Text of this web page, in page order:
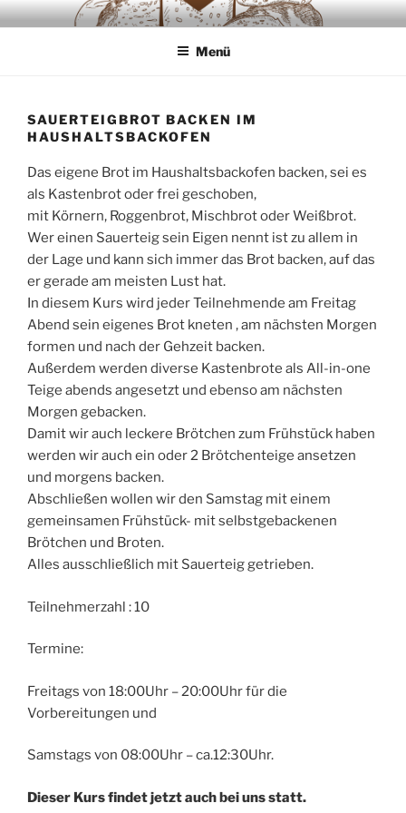
Zum
InhaltSAUERTEIGLIEBE
Backwaren ausschliesslich aus Sauerteig
Menü
SAUERTEIGBROT BACKEN IM
HAUSHALTSBACKOFEN
Das eigene Brot im Haushaltsbackofen backen, sei es
als Kastenbrot oder frei geschoben,
mit Körnern, Roggenbrot, Mischbrot oder Weißbrot.
Wer einen Sauerteig sein Eigen nennt ist zu allem in
der Lage und kann sich immer das Brot backen, auf das
er gerade am meisten Lust hat.
In diesem Kurs wird jeder Teilnehmende am Freitag
Abend sein eigenes Brot kneten , am nächsten Morgen
formen und nach der Gehzeit backen.
Außerdem werden diverse Kastenbrote als All-in-one
Teige abends angesetzt und ebenso am nächsten
Morgen gebacken.
Damit wir auch leckere Brötchen zum Frühstück haben
werden wir auch ein oder 2 Brötchenteige ansetzen
und morgens backen.
Abschließen wollen wir den Samstag mit einem
gemeinsamen Frühstück- mit selbstgebackenen
Brötchen und Broten.
Alles ausschließlich mit Sauerteig getrieben.
Teilnehmerzahl : 10
Termine:
Freitags von 18:00Uhr – 20:00Uhr für die
Vorbereitungen und
Samstags von 08:00Uhr – ca.12:30Uhr.
Dieser Kurs findet jetzt auch bei uns statt.